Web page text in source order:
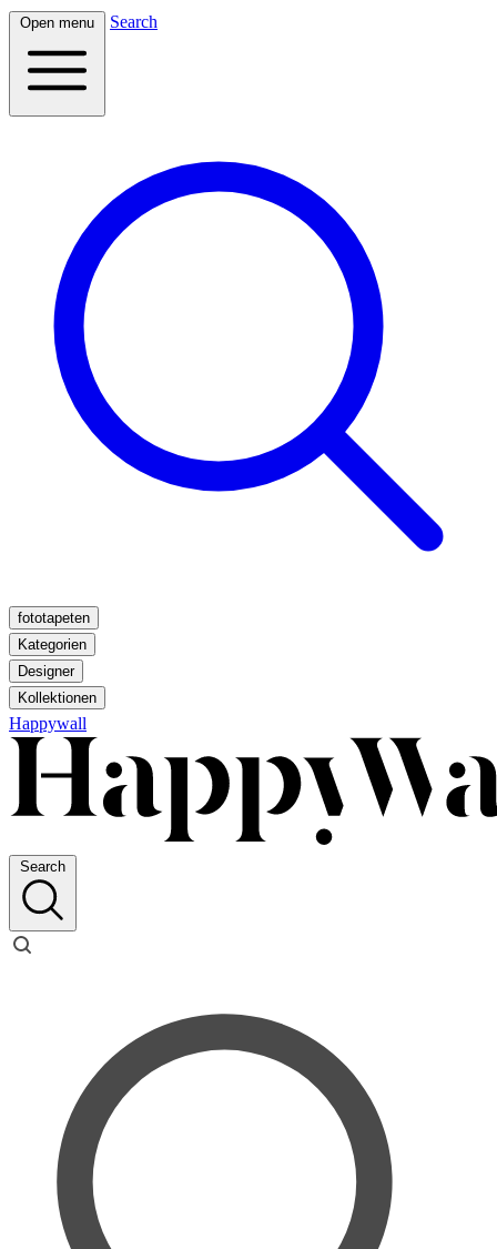
Open menu Search
fototapeten
Kategorien
Designer
Kollektionen
Happywall
Search